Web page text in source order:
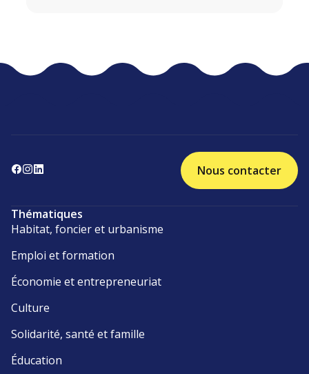
Nous contacter
Thématiques
Habitat, foncier et urbanisme
Emploi et formation
Économie et entrepreneuriat
Culture
Solidarité, santé et famille
Éducation